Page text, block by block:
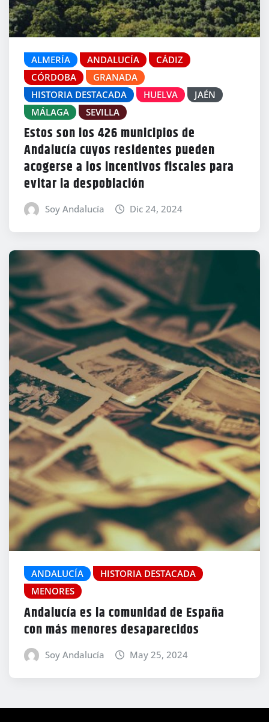
ALMERÍA ANDALUCÍA
CÁDIZ
CÓRDOBA
GRANADA
HISTORIA DESTACADA
HUELVA
JAÉN
MÁLAGA
SEVILLA
Estos son los 426 municipios de
Andalucía cuyos residentes pueden
acogerse a los incentivos fiscales para
evitar la despoblación
Soy Andalucía Dic 24, 2024
ANDALUCÍA
HISTORIA DESTACADA
MENORES
Andalucía es la comunidad de España
con más menores desaparecidos
Soy Andalucía May 25, 2024